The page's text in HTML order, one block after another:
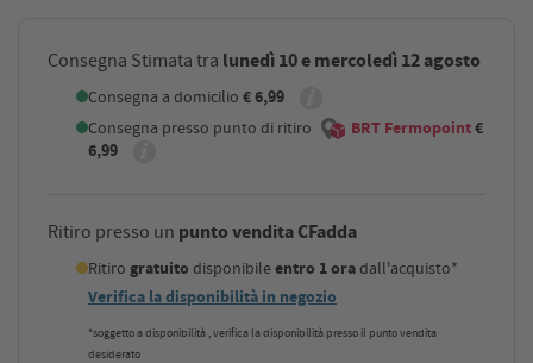
Consegna Stimata tra lunedì 10 e mercoledì 12 agosto
Consegna a domicilio € 6,99
Consegna presso punto di ritiro BRT Fermopoint€
6,99
Ritiro presso un punto vendita CFadda
Ritiro gratuito disponibileentro 1 oradall'acquisto*
Verifica la disponibilità in negozio
*soggetto a disponibilità , verifica la disponibilità presso il punto vendita
desiderato